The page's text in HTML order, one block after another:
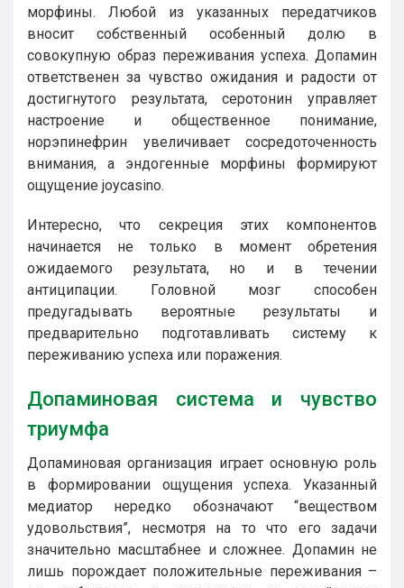
морфины. Любой из указанных передатчиков
вносит собственный особенный долю в
совокупную образ переживания успеха. Допамин
ответственен за чувство ожидания и радости от
достигнутого результата, серотонин управляет
настроение и общественное понимание,
норэпинефрин увеличивает сосредоточенность
внимания, а эндогенные морфины формируют
ощущение joycasino.
Интересно, что секреция этих компонентов
начинается не только в момент обретения
ожидаемого результата, но и в течении
антиципации. Головной мозг способен
предугадывать вероятные результаты и
предварительно подготавливать систему к
переживанию успеха или поражения.
Допаминовая система и чувство
триумфа
Допаминовая организация играет основную роль
в формировании ощущения успеха. Указанный
медиатор нередко обозначают “веществом
удовольствия”, несмотря на то что его задачи
значительно масштабнее и сложнее. Допамин не
лишь порождает положительные переживания –